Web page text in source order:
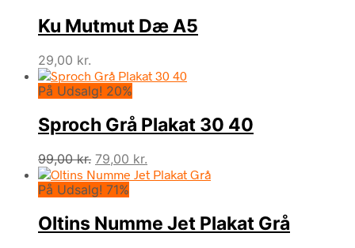
Ku Mutmut Dæ A5
29,00 kr.
På Udsalg! 20%
Sproch Grå Plakat 30 40
99,00kr. Den
oprindelige
pris
99,00 kr..
79,00 kr.
aktuelle
79,00 kr..
På Udsalg! 71%
Oltins Numme Jet Plakat Grå